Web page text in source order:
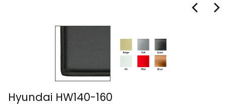
Hyundai HW140-160